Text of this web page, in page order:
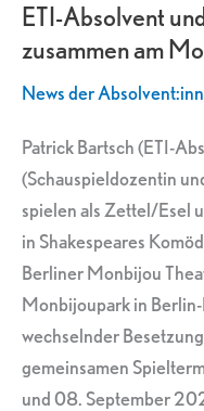
ETI-Absolvent
zusammen am
News der
Patrick Bartsch (ETI-
(Schauspieldozentin
spielen als Zettel/Esel
in Shakespeares
Berliner Monbijou
Monbijoupark in
wechselnder
gemeinsamen
und 08. September
ETI-
Dozentin
spielen
am
Monbijoutheater